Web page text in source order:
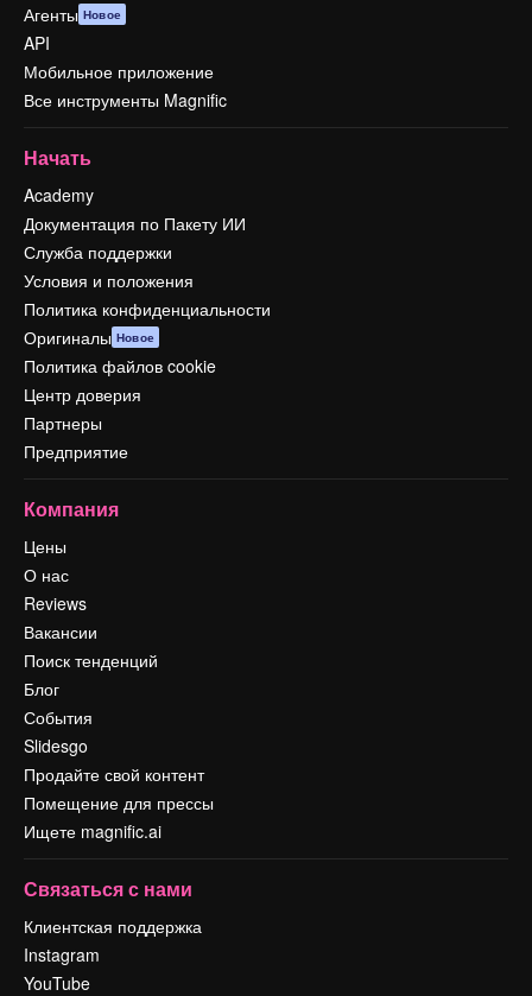
Агенты Новое
API
Мобильное приложение
Все инструменты Magnific
Начать
Academy
Документация по Пакету ИИ
Служба поддержки
Условия и положения
Политика конфиденциальности
Оригиналы Новое
Политика файлов cookie
Центр доверия
Партнеры
Предприятие
Компания
Цены
О нас
Reviews
Вакансии
Поиск тенденций
Блог
События
Slidesgo
Продайте свой контент
Помещение для прессы
Ищете magnific.ai
Связаться с нами
Клиентская поддержка
Instagram
YouTube